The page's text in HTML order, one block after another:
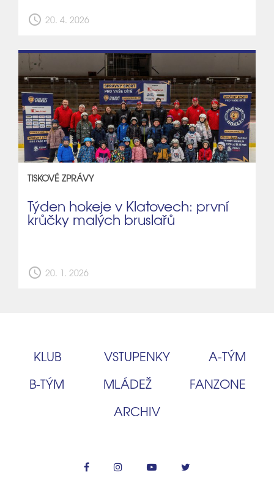
schedule 20. 4. 2026
TISKOVÉ ZPRÁVY
Týden hokeje v Klatovech: první
krůčky malých bruslařů
schedule 20. 1. 2026
KLUB VSTUPENKY
A‑TÝM
B‑TÝM
MLÁDEŽ
FANZONE
ARCHIV